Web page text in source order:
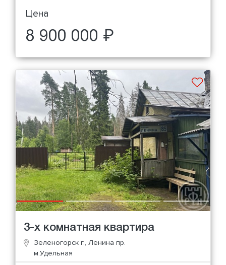
Цена
8 900 000 ₽
3-х комнатная квартира
Зеленогорск г., Ленина пр.
м.Удельная